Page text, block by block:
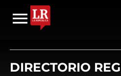
DIRECTORIO